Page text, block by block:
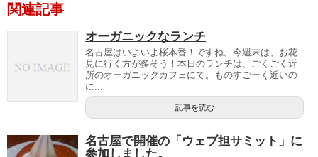
関連記事
オーガニックなランチ
名古屋はいよいよ桜本番！ですね。今週末は、お花
見に行く方が多そう！本日のランチは、ごくごく近
所のオーガニックカフェにて。ものすごーく近いの
に...
記事を読む
名古屋で開催の「ウェブ担サミット」に
参加しました。